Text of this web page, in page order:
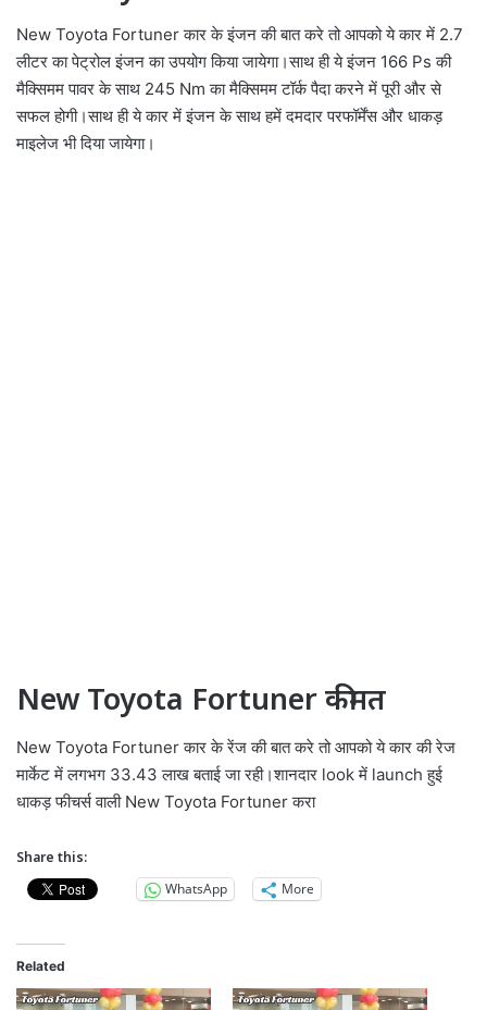
New Toyota Fortuner कार के इंजन की बात करे तो आपको ये कार में 2.7
लीटर का पेट्रोल इंजन का उपयोग किया जायेगा।साथ ही ये इंजन 166 Ps की
मैक्सिमम पावर के साथ 245 Nm का मैक्सिमम टॉर्क पैदा करने में पूरी और से
सफल होगी।साथ ही ये कार में इंजन के साथ हमें दमदार परफॉर्मेंस और धाकड़
माइलेज भी दिया जायेगा।
New Toyota Fortuner कीमत
New Toyota Fortuner कार के रेंज की बात करे तो आपको ये कार की रेज
मार्केट में लगभग 33.43 लाख बताई जा रही।शानदार look में launch हुई
धाकड़ फीचर्स वाली New Toyota Fortuner करा
Share this:
WhatsApp
More
Related